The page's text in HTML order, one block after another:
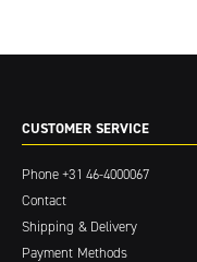
CUSTOMER SERVICE
Phone+31 46-4000067
Contact
Shipping & Delivery
Payment Methods